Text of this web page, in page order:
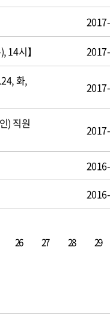
14시】
화,
) 직원
26 27 28 29